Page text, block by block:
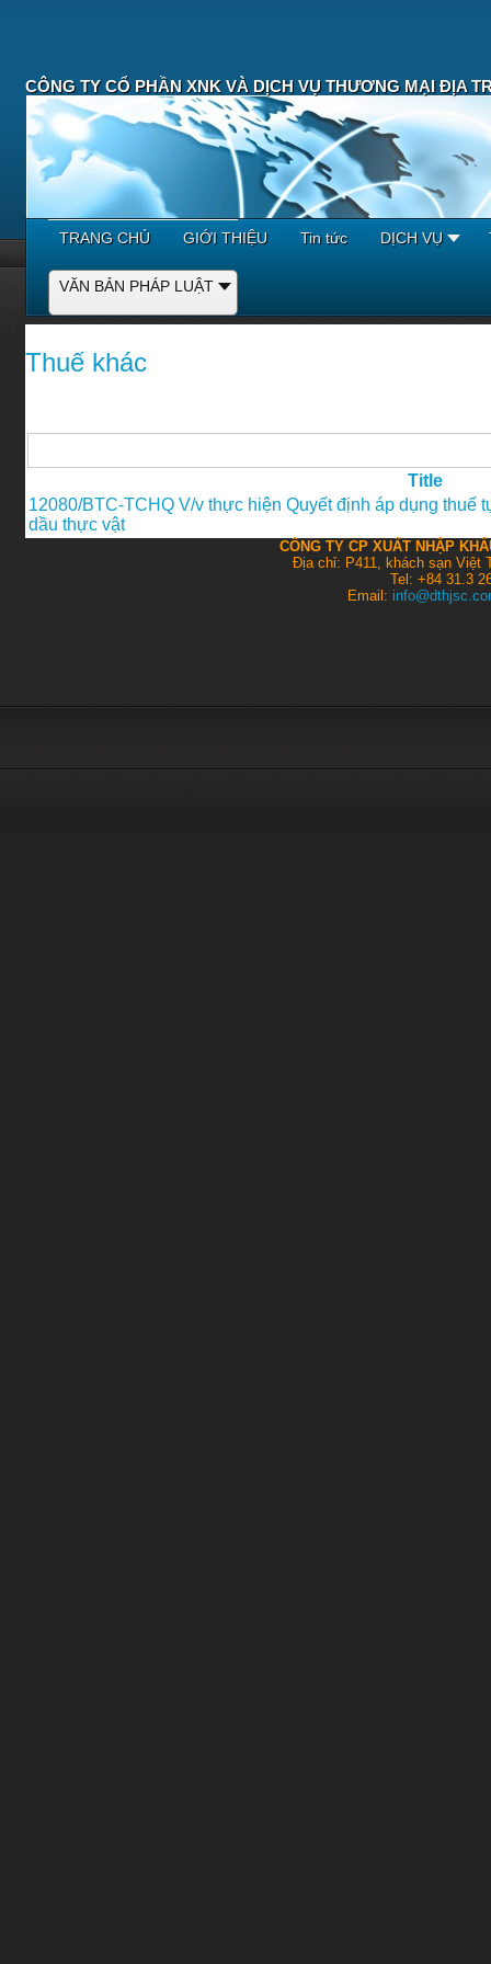
CÔNG TY CỔ PHẦN XNK VÀ DỊCH VỤ THƯƠNG MẠI ĐỊA
TRANG CHỦ GIỚI THIỆU Tin tức DỊCH VỤ
VĂN BẢN PHÁP LUẬT
Thuế khác
Title
12080/BTC-TCHQ V/v thực hiện Quyết định áp dụng thuế
dầu thực vật
CÔNG TY CP XUẤT NHẬP
Địa chỉ: P411, khách sạn Việt
Tel: +84 31.3
Email: